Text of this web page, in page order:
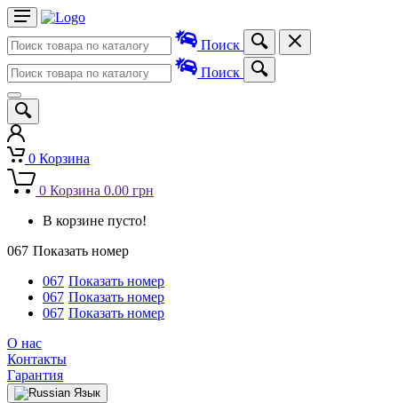
Поиск
Поиск
0 Корзина
0 Корзина 0.00 грн
В корзине пусто!
067 Показать номер
067 Показать номер
067 Показать номер
067 Показать номер
О нас
Контакты
Гарантия
Язык